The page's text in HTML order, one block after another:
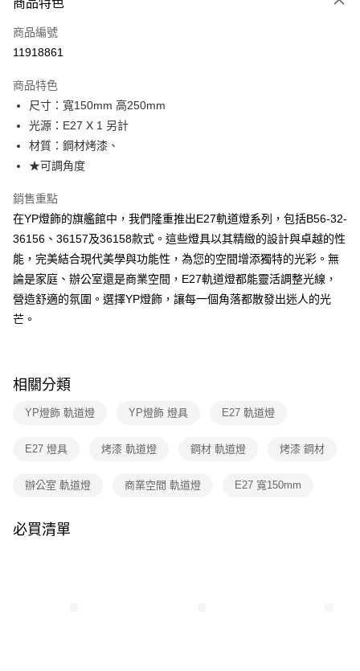
信用卡一次付款
LINE Pay
街口支付
悠遊付
Google Pay
全盈+PAY
AFTEE先享後付
相關說明
【關於「AFTEE先享後付」】
AFTEE先享後付是「在收到商品之後才付款」的支付方式。 讓您購物簡單
便利好安心！
１．簡單：不需註冊會員、不需綁卡、不需儲值。
２．便利：只要手機號碼，簡訊認證，即可結帳。
結帳頁面，進行簡訊認證並確認金額後，即可完成結帳。
３．收到繳費通知簡訊後14天內，點擊此簡訊中的連結，可透過四大超商／
※ 請注意：結帳手續完成當下不需立刻繳費，但若您需要取消訂單，請聯絡
※ 交易是否成功請以「AFTEE先享後付 」之結帳頁面顯示為準，若有關於
商品特色
商品編號
11918861
商品特色
尺寸：寬150mm 高250mm
光源：E27 X 1 另計
材質：鋼材烤漆、
★可調角度
銷售重點
在YP燈飾的旗艦館中，我們隆重推出E27軌道燈系列，包括B56-32-
36156、36157及36158款式。這些燈具以其精緻的設計與卓越的性
能，完美結合現代美學與功能性，為您的空間增添獨特的光彩。無
論是家庭、辦公室還是商業空間，E27軌道燈都能靈活調整光線，
營造舒適的氛圍。選擇YP燈飾，讓每一個角落都散發出迷人的光
芒。
相關分類
YP燈飾 軌道燈 YP燈飾 燈具 E27 軌道燈
E27 燈具 烤漆 軌道燈 鋼材 軌道燈 烤漆 鋼材
辦公室 軌道燈 商業空間 軌道燈 E27 寬150mm
必買清單